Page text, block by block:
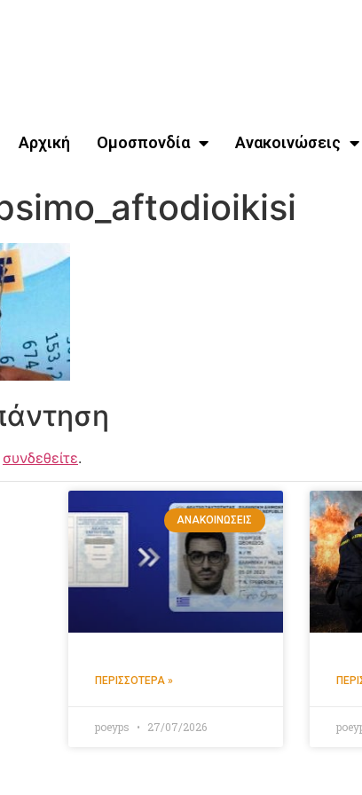
Αρχική Ομοσπονδία Ανακοινώσεις
συνδεθείτε.
ΑΝΑΚΟΙΝΏΣΕΙΣ
ΠΕΡΙΣΣΌΤΕΡΑ »
poeyps 27/07/2026